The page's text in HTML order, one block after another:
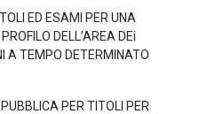
ED ESAMI PER UNA
DELL’AREA DEi
A TEMPO DETERMINATO
PER TITOLI PER